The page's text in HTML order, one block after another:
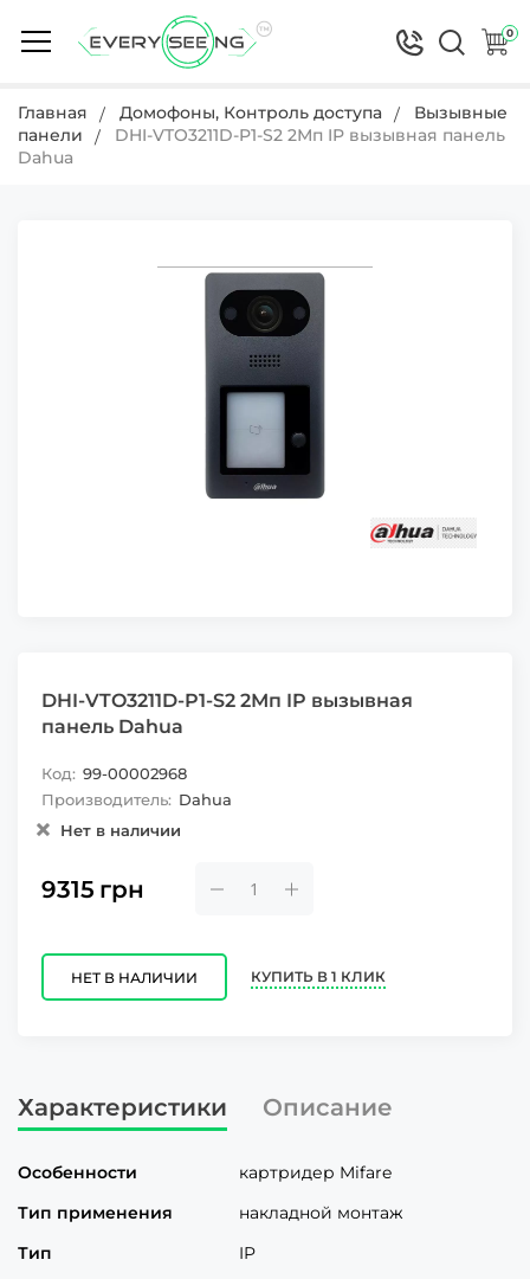
0
Главная Домофоны, Контроль доступа
Вызывные
панели
DHI-VTO3211D-P1-S2 2Мп IP вызывная панель
Dahua
DHI-VTO3211D-P1-S2 2Мп IP вызывная
панель Dahua
Код: 99-00002968
Производитель: Dahua
Нет в наличии
9315 грн
НЕТ В НАЛИЧИИ КУПИТЬ В 1 КЛИК
Характеристики Описание
Особенности
картридер Mifare
Тип применения
накладной монтаж
Тип
IP